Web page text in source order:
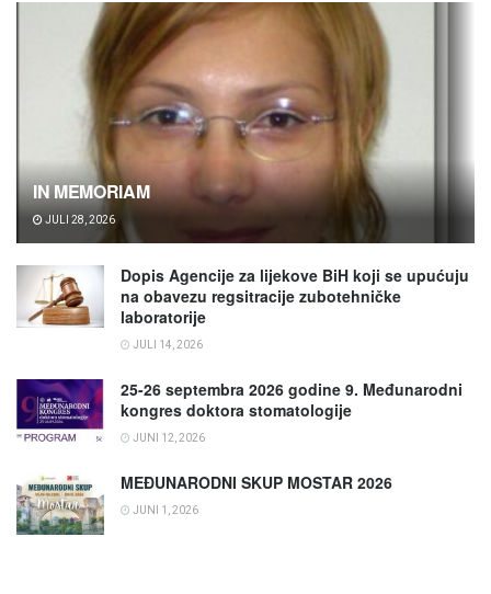
IN MEMORIAM
JULI 28, 2026
Dopis Agencije za lijekove BiH koji se upućuju
na obavezu regsitracije zubotehničke
laboratorije
JULI 14, 2026
25-26 septembra 2026 godine 9. Međunarodni
kongres doktora stomatologije
JUNI 12, 2026
MEĐUNARODNI SKUP MOSTAR 2026
JUNI 1, 2026